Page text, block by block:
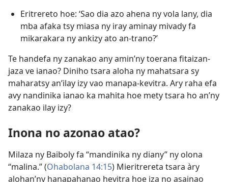
Eritrereto hoe: ‘Sao dia azo ahena ny vola lany, dia
mba afaka tsy miasa ny iray aminay mivady fa
mikarakara ny ankizy ato an-trano?’
Te handefa ny zanakao any amin’ny toerana fitaizan-
jaza ve ianao? Diniho tsara aloha ny mahatsara sy
maharatsy an’ilay izy vao manapa-kevitra. Ary raha efa
avy nandinika ianao ka mahita hoe mety tsara ho an’ny
zanakao ilay izy?
Inona no azonao atao?
Milaza ny Baiboly fa “mandinika ny diany” ny olona
“malina.” (Ohabolana 14:15) Mieritrereta tsara àry
alohan’ny hanapahanao hevitra hoe iza no asainao